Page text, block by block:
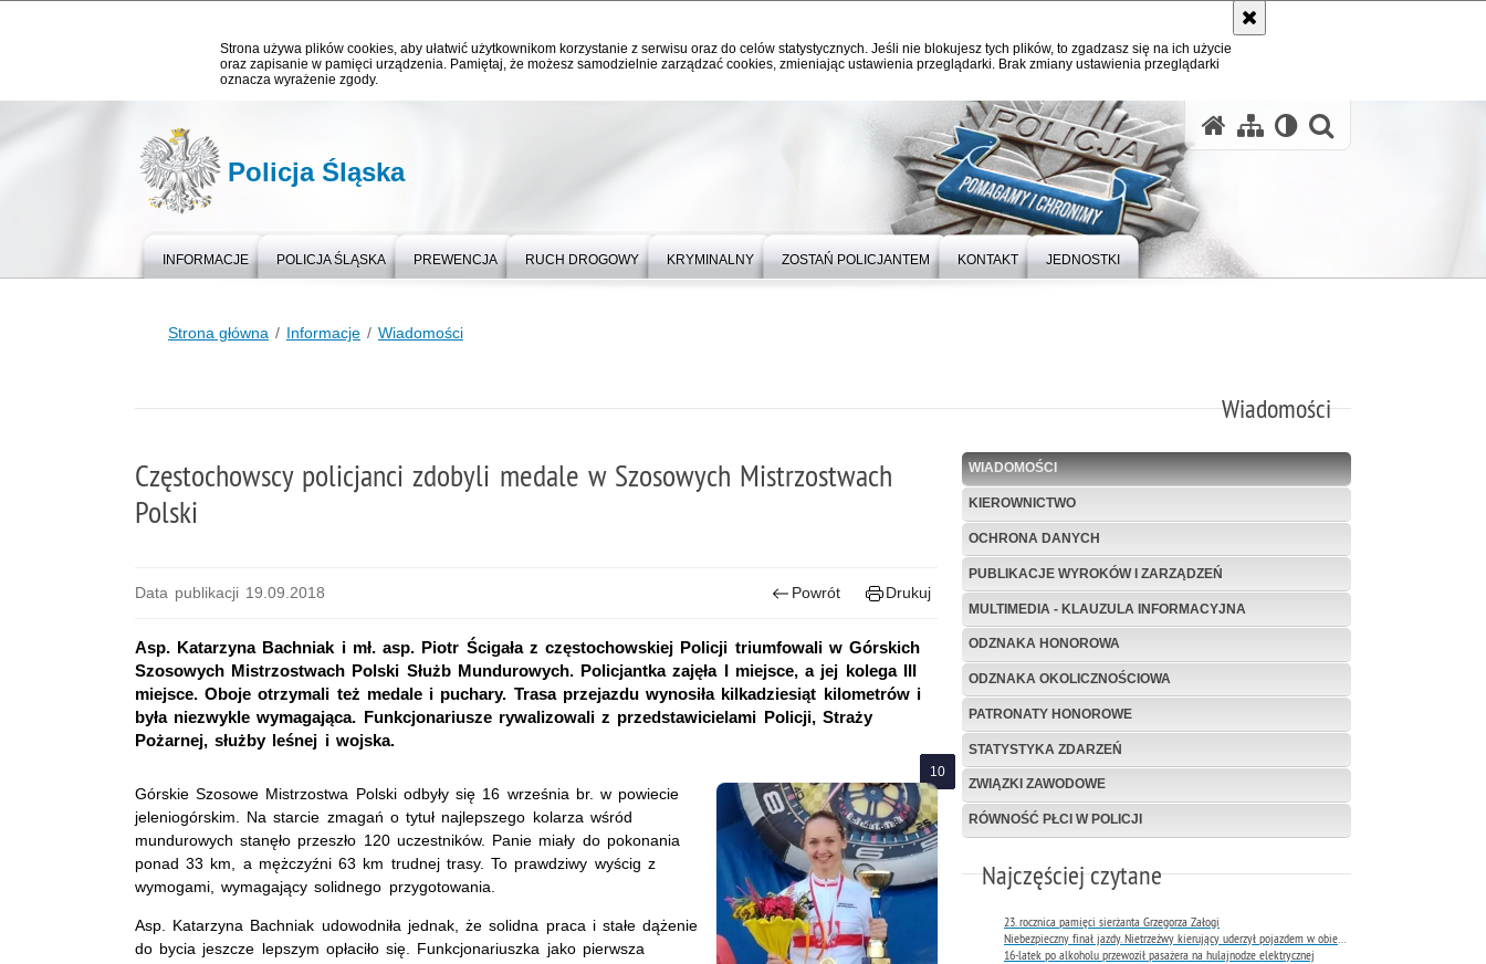
Strona używa plików cookies, aby ułatwić użytkownikom korzystanie z serwisu oraz do celów statystycznych. Jeśli nie blokujesz tych plików, to zgadzasz się na ich użycie
oraz zapisanie w pamięci urządzenia. Pamiętaj, że możesz samodzielnie zarządzać cookies, zmieniając ustawienia przeglądarki. Brak zmiany ustawienia przeglądarki
oznacza wyrażenie zgody.
Policja Śląska
INFORMACJE POLICJA ŚLĄSKA PREWENCJA RUCH DROGOWY KRYMINALNY ZOSTAŃ POLICJANTEM KONTAKT JEDNOSTKI
Strona główna Informacje Wiadomości
Wiadomości
WIADOMOŚCI
KIEROWNICTWO
OCHRONA DANYCH
PUBLIKACJE WYROKÓW I ZARZĄDZEŃ
MULTIMEDIA - KLAUZULA INFORMACYJNA
ODZNAKA HONOROWA
ODZNAKA OKOLICZNOŚCIOWA
PATRONATY HONOROWE
STATYSTYKA ZDARZEŃ
ZWIĄZKI ZAWODOWE
RÓWNOŚĆ PŁCI W POLICJI
Najczęściej czytane
23. rocznica pamięci sierżanta Grzegorza Załogi
16-latek po alkoholu przewoził pasażera na hulajnodze elektrycznej
Częstochowscy policjanci zdobyli medale w Szosowych Mistrzostwach
Polski
Data publikacji 19.09.2018 Powrót Drukuj
Asp. Katarzyna Bachniak i mł. asp. Piotr Ścigała z częstochowskiej Policji triumfowali w Górskich
Szosowych Mistrzostwach Polski Służb Mundurowych. Policjantka zajęła I miejsce, a jej kolega III
miejsce. Oboje otrzymali też medale i puchary. Trasa przejazdu wynosiła kilkadziesiąt kilometrów i
była niezwykle wymagająca. Funkcjonariusze rywalizowali z przedstawicielami Policji, Straży
Pożarnej, służby leśnej i wojska.
Górskie Szosowe Mistrzostwa Polski odbyły się 16 września br. w powiecie
jeleniogórskim. Na starcie zmagań o tytuł najlepszego kolarza wśród
mundurowych stanęło przeszło 120 uczestników. Panie miały do pokonania
ponad 33 km, a mężczyźni 63 km trudnej trasy. To prawdziwy wyścig z
wymogami, wymagający solidnego przygotowania.
Asp. Katarzyna Bachniak udowodniła jednak, że solidna praca i stałe dążenie
do bycia jeszcze lepszym opłaciło się. Funkcjonariuszka jako pierwsza